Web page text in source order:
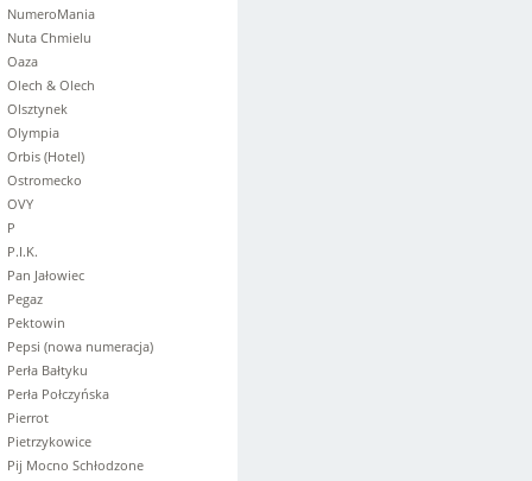
NumeroMania
Nuta Chmielu
Oaza
Olech & Olech
Olsztynek
Olympia
Orbis (Hotel)
Ostromecko
OVY
P
P.I.K.
Pan Jałowiec
Pegaz
Pektowin
Pepsi (nowa numeracja)
Perła Bałtyku
Perła Połczyńska
Pierrot
Pietrzykowice
Pij Mocno Schłodzone